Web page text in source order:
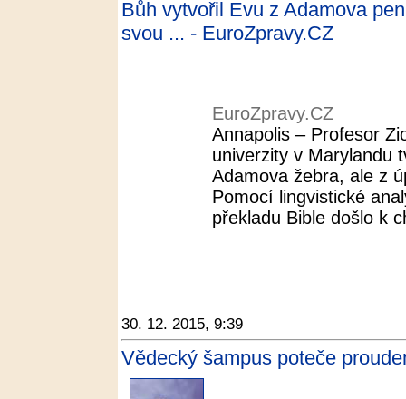
Bůh vytvořil Evu z Adamova
svou ... - EuroZpravy.CZ
EuroZpravy.CZ
Annapolis – Profesor
univerzity v Marylandu
Adamova žebra, ale z
Pomocí lingvistické
překladu Bible došlo k
30. 12. 2015, 9:39
Vědecký šampus poteče